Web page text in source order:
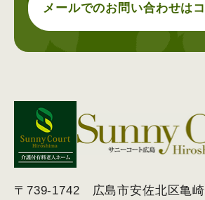
メールでのお問い合わせは
〒739-1742 広島市安佐北区亀